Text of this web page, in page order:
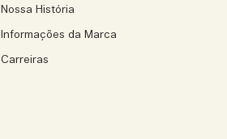
Nossa História
Informações da Marca
Carreiras